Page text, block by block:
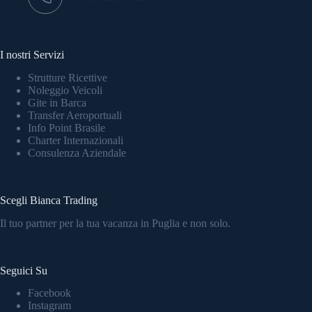
I nostri Servizi
Strutture Ricettive
Noleggio Veicoli
Gite in Barca
Transfer Aeroportuali
Info Point Brasile
Charter Internazionali
Consulenza Aziendale
Scegli Bianca Trading
Il tuo partner per la tua vacanza in Puglia e non solo.
Seguici Su
Facebook
Instagram